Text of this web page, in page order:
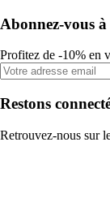
Abonnez-vous
Profitez de -10% en
Restons
Retrouvez-nous sur